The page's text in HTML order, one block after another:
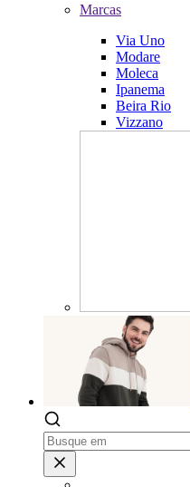
Marcas
Via Uno
Modare
Moleca
Ipanema
Beira Rio
Vizzano